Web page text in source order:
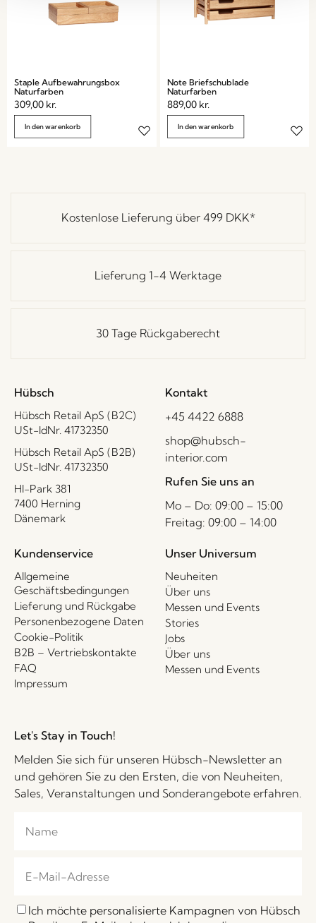
Staple Aufbewahrungsbox
Naturfarben
309,00 kr.
In den warenkorb
Note Briefschublade
Naturfarben
889,00 kr.
In den warenkorb
Kostenlose Lieferung über 499 DKK*
Lieferung 1-4 Werktage
30 Tage Rückgaberecht
Hübsch
Hübsch Retail ApS (B2C)
USt-IdNr. 41732350
Hübsch Retail ApS (B2B)
USt-IdNr. 41732350
HI-Park 381
7400 Herning
Dänemark
Kontakt
+45 4422 6888
shop@hubsch-
interior.com
Rufen Sie uns an
Mo – Do: 09:00 – 15:00
Freitag: 09:00 – 14:00
Kundenservice
Allgemeine
Geschäftsbedingungen
Lieferung und Rückgabe
Personenbezogene Daten
Cookie-Politik
B2B – Vertriebskontakte
FAQ
Impressum
Unser Universum
Neuheiten
Über uns
Messen und Events
Stories
Jobs
Über uns
Messen und Events
Let's Stay in Touch!
Melden Sie sich für unseren Hübsch-Newsletter an
und gehören Sie zu den Ersten, die von Neuheiten,
Sales, Veranstaltungen und Sonderangebote erfahren.
Ich möchte personalisierte Kampagnen von Hübsch